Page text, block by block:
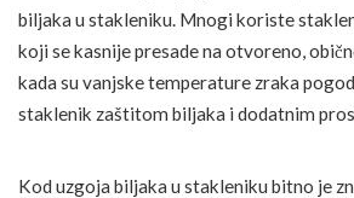
biljaka u stakleniku. Mnogi koriste
koji se kasnije presade na otvoreno,
kada su vanjske temperature zraka
staklenik zaštitom biljaka i dodatnim
Kod uzgoja biljaka u stakleniku bitno je